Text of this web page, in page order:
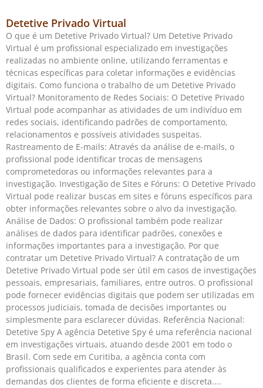
Detetive Privado Virtual
O que é um Detetive Privado Virtual? Um Detetive Privado
Virtual é um profissional especializado em investigações
realizadas no ambiente online, utilizando ferramentas e
técnicas específicas para coletar informações e evidências
digitais. Como funciona o trabalho de um Detetive Privado
Virtual? Monitoramento de Redes Sociais: O Detetive Privado
Virtual pode acompanhar as atividades de um indivíduo em
redes sociais, identificando padrões de comportamento,
relacionamentos e possíveis atividades suspeitas.
Rastreamento de E-mails: Através da análise de e-mails, o
profissional pode identificar trocas de mensagens
comprometedoras ou informações relevantes para a
investigação. Investigação de Sites e Fóruns: O Detetive Privado
Virtual pode realizar buscas em sites e fóruns específicos para
obter informações relevantes sobre o alvo da investigação.
Análise de Dados: O profissional também pode realizar
análises de dados para identificar padrões, conexões e
informações importantes para a investigação. Por que
contratar um Detetive Privado Virtual? A contratação de um
Detetive Privado Virtual pode ser útil em casos de investigações
pessoais, empresariais, familiares, entre outros. O profissional
pode fornecer evidências digitais que podem ser utilizadas em
processos judiciais, tomada de decisões importantes ou
simplesmente para esclarecer dúvidas. Referência Nacional:
Detetive Spy A agência Detetive Spy é uma referência nacional
em investigações virtuais, atuando desde 2001 em todo o
Brasil. Com sede em Curitiba, a agência conta com
profissionais qualificados e experientes para atender às
demandas dos clientes de forma eficiente e discreta.